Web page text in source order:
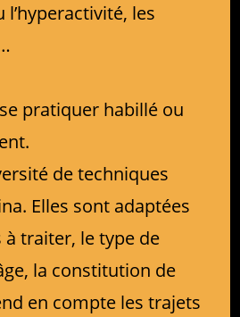
les
pratiquer habillé ou
de techniques
Elles sont adaptées
à traiter, le type de
la constitution de
en compte les trajets